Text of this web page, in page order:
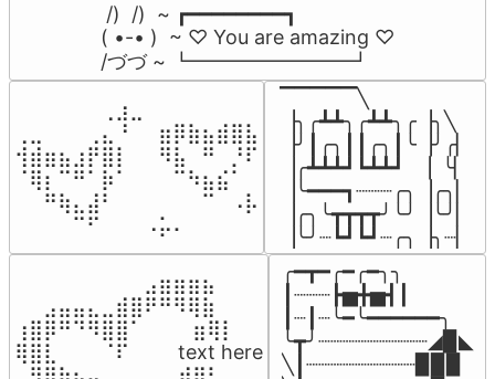
/)  /)  ~ ┏━━━━━━━━┓
( •-• )  ~ ♡ You are amazing ♡
/づづ ~ ┗━━━━━━━━┛
⠀⠀⠀⠀⠀⠀⢀⣰⣀⠀⠀⠀⠀⠀⠀⠀⠀
⢀⣀⠀⠀⠀⢀⣄⠘⠀⠀⣶⡿⣷⣦⣾⣿⣧
⢺⣾⣶⣦⣰⡟⣿⡇⠀⠀⠻⣧⠀⠛⠀⡘⠏
⠈⢿⡆⠉⠛⠁⡷⠁⠀⠀⠀⠉⠳⣦⣮⠁⠀
⠀⠀⠛⢷⣄⣼⠃⠀⠀⠀⠀⠀⠀⠉⠀⠠⡧
⠀⠀⠀⠀⠉⠋⠀⠀⠀⠠⡥⠄⠀⠀⠀⠀⠀
▔▔▔▔▔╲
▕╮╭┻┻╮╭┻┻╮╭▕╮╲
▕╯┃╭╮┃┃╭╮┃╰▕╯╭▏
▕╭┻┻┻┛┗┻┻┛  ▕  ╰▏
▕╰━━━┓┈┈┈╭╮▕╭╮▏
▕╭╮╰┳┳┳┳╯╰╯▕╰╯▏
▕╰╯┈┗┛┗┛┈╭╮▕╮┈▏
⠀⠀⠀⠀⠀⠀⠀⠀⠀⣠⣶⣶⣶⣦⠀⠀
⠀⠀⣠⣤⣤⣄⣀⣾⣿⠟⠛⠻⢿⣷⠀
⢰⣿⡿⠛⠙⠻⣿⣿⠁⠀⠀ ⠀⣶⢿⡇
⢿⣿⣇⠀⠀⠀⠈⠏⠀⠀⠀ text here
╭━┳━╭━╭━╮╮
┃┈┈┈┣▅╋▅┫┃
┃┈┃┈╰━╰━━━━━━╮
╰┳╯┈┈┈┈┈┈┈┈┈◢▉◣
╲┃┈┈┈┈┈┈┈┈┈▉▉▉